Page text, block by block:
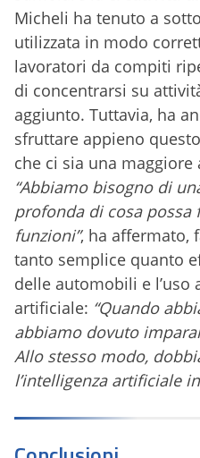
Micheli ha tenuto a
utilizzata in modo
lavoratori da compiti
di concentrarsi su
aggiunto. Tuttavia, ha
sfruttare appieno
che ci sia una
“Abbiamo bisogno di
profonda di cosa possa
funzioni”, ha affermato,
tanto semplice quanto
delle automobili e l’uso
artificiale: “Quando
abbiamo dovuto
Allo stesso modo,
l’intelligenza artificiale